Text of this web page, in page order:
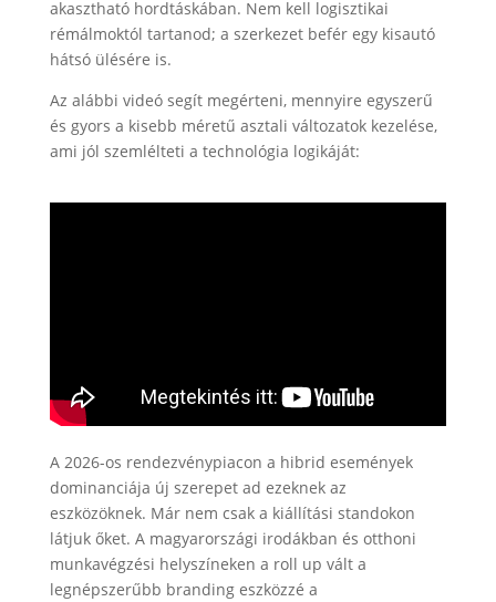
akasztható hordtáskában. Nem kell logisztikai
rémálmoktól tartanod; a szerkezet befér egy kisautó
hátsó ülésére is.
Az alábbi videó segít megérteni, mennyire egyszerű
és gyors a kisebb méretű asztali változatok kezelése,
ami jól szemlélteti a technológia logikáját:
A 2026-os rendezvénypiacon a hibrid események
dominanciája új szerepet ad ezeknek az
eszközöknek. Már nem csak a kiállítási standokon
látjuk őket. A magyarországi irodákban és otthoni
munkavégzési helyszíneken a roll up vált a
legnépszerűbb branding eszközzé a